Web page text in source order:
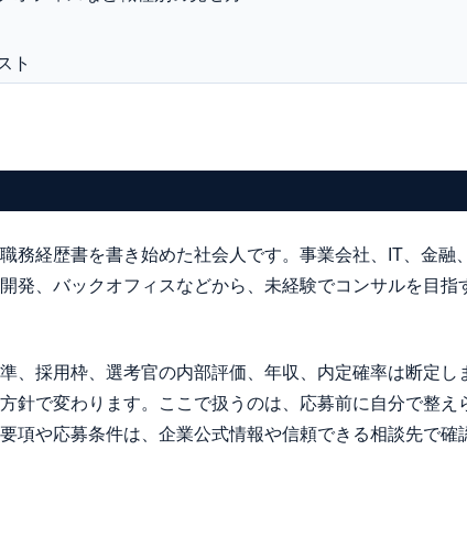
ト
務経歴書を書き始めた社会人です。事業会社、IT、金融
発、バックオフィスなどから、未経験でコンサルを目指
、採用枠、選考官の内部評価、年収、内定確率は断定し
針で変わります。ここで扱うのは、応募前に自分で整え
項や応募条件は、企業公式情報や信頼できる相談先で確